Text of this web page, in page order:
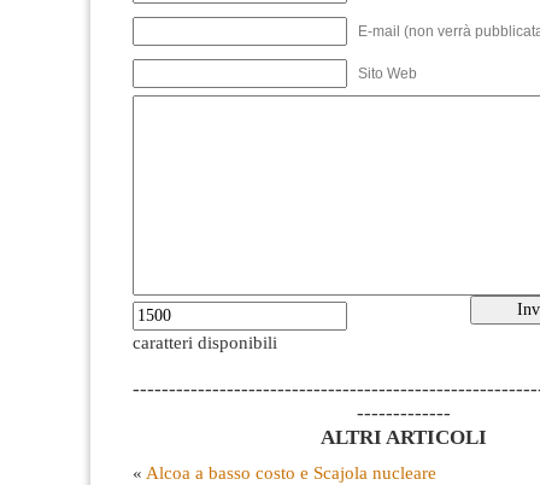
E-mail (non verrà
Sito Web
caratteri disponibili
-------------
ALTRI ARTICOLI
« Alcoa a basso costo e Scajola nucleare